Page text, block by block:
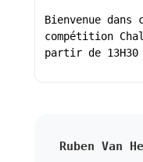
Bienvenue
compétition
partir de 13H30
Ruben Van